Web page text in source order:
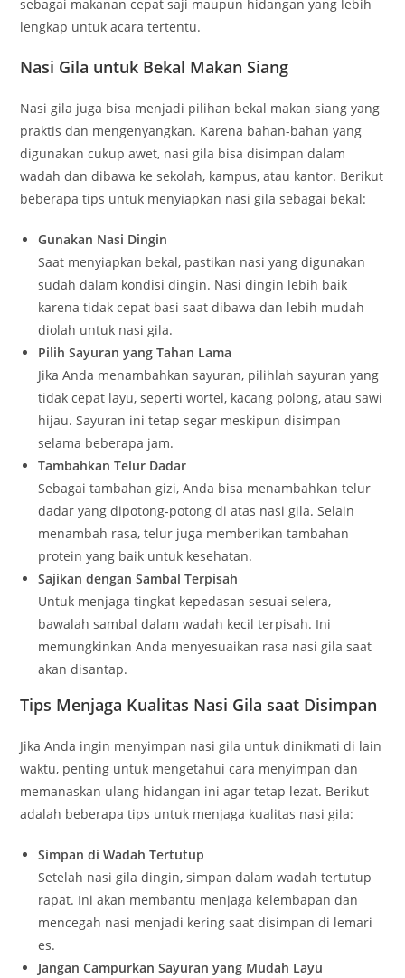
sebagai makanan cepat saji maupun hidangan yang lebih
lengkap untuk acara tertentu.
Nasi Gila untuk Bekal Makan Siang
Nasi gila juga bisa menjadi pilihan bekal makan siang yang
praktis dan mengenyangkan. Karena bahan-bahan yang
digunakan cukup awet, nasi gila bisa disimpan dalam
wadah dan dibawa ke sekolah, kampus, atau kantor. Berikut
beberapa tips untuk menyiapkan nasi gila sebagai bekal:
Gunakan Nasi Dingin
Saat menyiapkan bekal, pastikan nasi yang digunakan
sudah dalam kondisi dingin. Nasi dingin lebih baik
karena tidak cepat basi saat dibawa dan lebih mudah
diolah untuk nasi gila.
Pilih Sayuran yang Tahan Lama
Jika Anda menambahkan sayuran, pilihlah sayuran yang
tidak cepat layu, seperti wortel, kacang polong, atau sawi
hijau. Sayuran ini tetap segar meskipun disimpan
selama beberapa jam.
Tambahkan Telur Dadar
Sebagai tambahan gizi, Anda bisa menambahkan telur
dadar yang dipotong-potong di atas nasi gila. Selain
menambah rasa, telur juga memberikan tambahan
protein yang baik untuk kesehatan.
Sajikan dengan Sambal Terpisah
Untuk menjaga tingkat kepedasan sesuai selera,
bawalah sambal dalam wadah kecil terpisah. Ini
memungkinkan Anda menyesuaikan rasa nasi gila saat
akan disantap.
Tips Menjaga Kualitas Nasi Gila saat Disimpan
Jika Anda ingin menyimpan nasi gila untuk dinikmati di lain
waktu, penting untuk mengetahui cara menyimpan dan
memanaskan ulang hidangan ini agar tetap lezat. Berikut
adalah beberapa tips untuk menjaga kualitas nasi gila:
Simpan di Wadah Tertutup
Setelah nasi gila dingin, simpan dalam wadah tertutup
rapat. Ini akan membantu menjaga kelembapan dan
mencegah nasi menjadi kering saat disimpan di lemari
es.
Jangan Campurkan Sayuran yang Mudah Layu